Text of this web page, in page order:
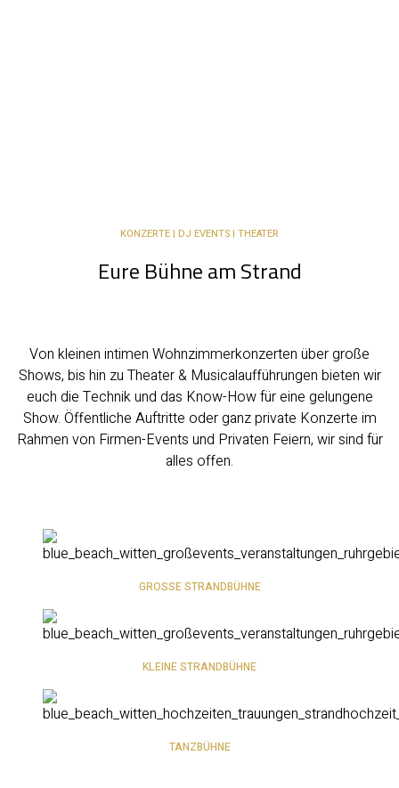
KONZERTE | DJ EVENTS | THEATER
Eure Bühne am Strand
Von kleinen intimen Wohnzimmerkonzerten über große
Shows, bis hin zu Theater & Musicalaufführungen bieten wir
euch die Technik und das Know-How für eine gelungene
Show. Öffentliche Auftritte oder ganz private Konzerte im
Rahmen von Firmen-Events und Privaten Feiern, wir sind für
alles offen.
GROSSE STRANDBÜHNE
KLEINE STRANDBÜHNE
TANZBÜHNE